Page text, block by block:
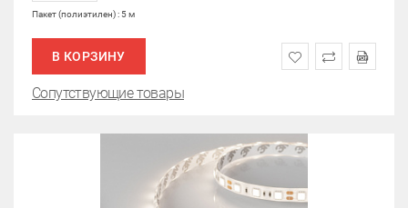
Пакет (полиэтилен) : 5 м
В КОРЗИНУ
Сопутствующие товары